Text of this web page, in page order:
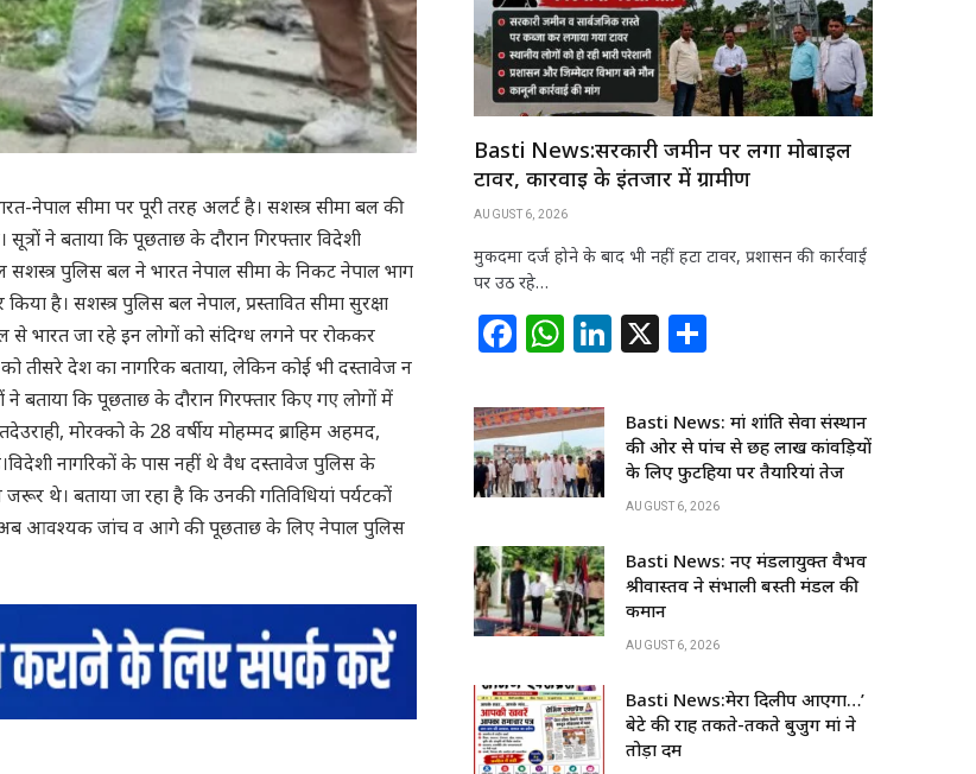
नेपाल सीमा पर पूरी तरह अलर्ट है। सशस्त्र सीमा बल की
ने बताया कि पूछताछ के दौरान गिरफ्तार विदेशी
सशस्त्र पुलिस बल ने भारत नेपाल सीमा के निकट नेपाल भाग
है। सशस्त्र पुलिस बल नेपाल, प्रस्तावित सीमा सुरक्षा
भारत जा रहे इन लोगों को संदिग्ध लगने पर रोककर
तीसरे देश का नागरिक बताया, लेकिन कोई भी दस्तावेज न
ने बताया कि पूछताछ के दौरान गिरफ्तार किए गए लोगों में
मोरक्को के 28 वर्षीय मोहम्मद ब्राहिम अहमद,
नागरिकों के पास नहीं थे वैध दस्तावेज पुलिस के
थे। बताया जा रहा है कि उनकी गतिविधियां पर्यटकों
अब आवश्यक जांच व आगे की पूछताछ के लिए नेपाल पुलिस
Basti News:सरकारी जमीन पर लगा मोबाइल
टावर, कार्रवाई के इंतजार में ग्रामीण
AUGUST 6, 2026
मुकदमा दर्ज होने के बाद भी नहीं हटा टावर, प्रशासन की कार्रवाई
पर उठ रहे…
F
c
e
b
o
k
W
at
s
A
p
Li
k
e
dI
n
X
ar
e
Basti News: मां शांति सेवा संस्थान
की ओर से पांच से छह लाख कांवड़ियों
के लिए फुटहिया पर तैयारियां तेज
AUGUST 6, 2026
Basti News: नए मंडलायुक्त वैभव
श्रीवास्तव ने संभाली बस्ती मंडल की
कमान
AUGUST 6, 2026
Basti News:मेरा दिलीप आएगा…’
बेटे की राह तकते-तकते बुजुर्ग मां ने
तोड़ा दम